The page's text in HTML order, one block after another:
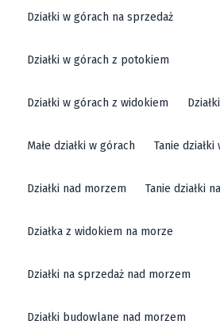
Działki w górach na sprzedaż
Działki w górach z potokiem
Działki w górach z widokiem
Małe działki w górach Tanie działki
Działki nad morzem Tanie działki
Działka z widokiem na morze
Działki na sprzedaż nad morzem
Działki budowlane nad morzem